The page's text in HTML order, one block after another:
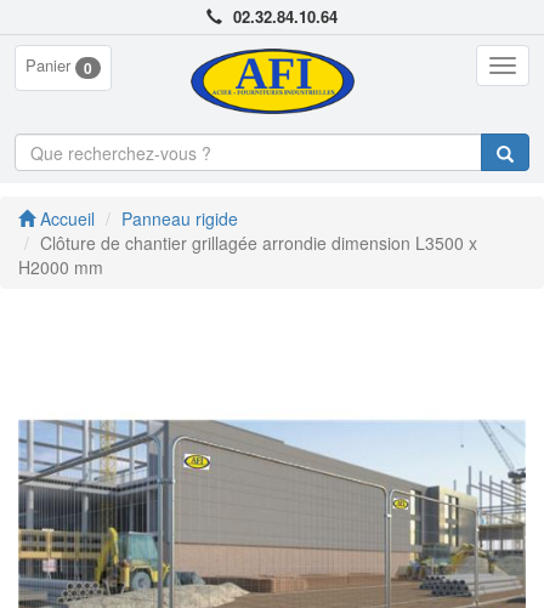
02.32.84.10.64
Panier 0
Accueil
Panneau rigide
Clôture de chantier grillagée arrondie dimension L3500 x
H2000 mm